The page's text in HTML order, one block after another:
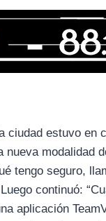
ciudad estuvo en
modalidad
tengo seguro,
continuó:
aplicación